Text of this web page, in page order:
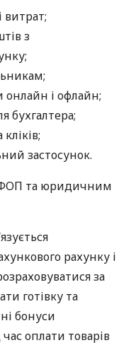
витрат;
з
онлайн і офлайн;
бухгалтера;
застосунок.
та юридичним
рахунку і
за
готівку та
бонуси
оплати товарів